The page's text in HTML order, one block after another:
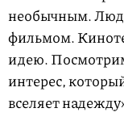
необычным.
фильмом.
идею.
интерес,
вселяет